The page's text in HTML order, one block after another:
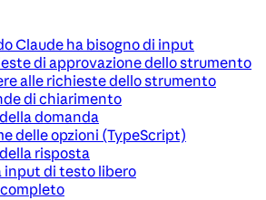
Claude ha bisogno di input
di approvazione dello strumento
alle richieste dello strumento
di chiarimento
domanda
delle opzioni (TypeScript)
risposta
input di testo libero